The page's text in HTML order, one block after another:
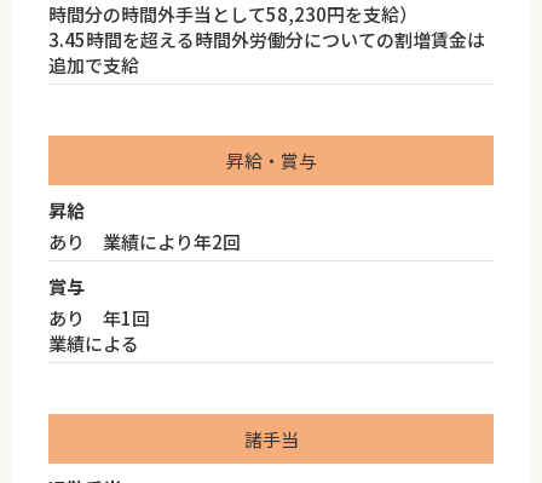
時間分の時間外手当として58,230円を支給）
3.45時間を超える時間外労働分についての割増賃金は
追加で支給
昇給・賞与
昇給
あり 業績により年2回
賞与
あり 年1回
業績による
諸手当